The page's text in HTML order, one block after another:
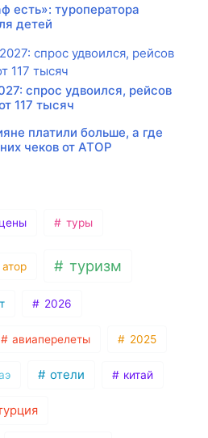
есть»: туроператора
детей
спрос удвоился, рейсов
117 тысяч
платили больше, а где
чеков от АТОР
цены туры
атор туризм
2026
авиаперелеты 2025
отели китай